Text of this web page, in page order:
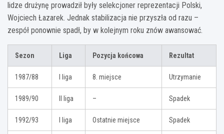
lidze drużynę prowadził były selekcjoner reprezentacji Polski,
Wojciech Łazarek. Jednak stabilizacja nie przyszła od razu –
zespół ponownie spadł, by w kolejnym roku znów awansować.
Sezon Liga Pozycja końcowa Rezultat
1987/88 I liga 8. miejsce Utrzymanie
1989/90 II liga – Spadek
1992/93 I liga Ostatnie miejsce Spadek